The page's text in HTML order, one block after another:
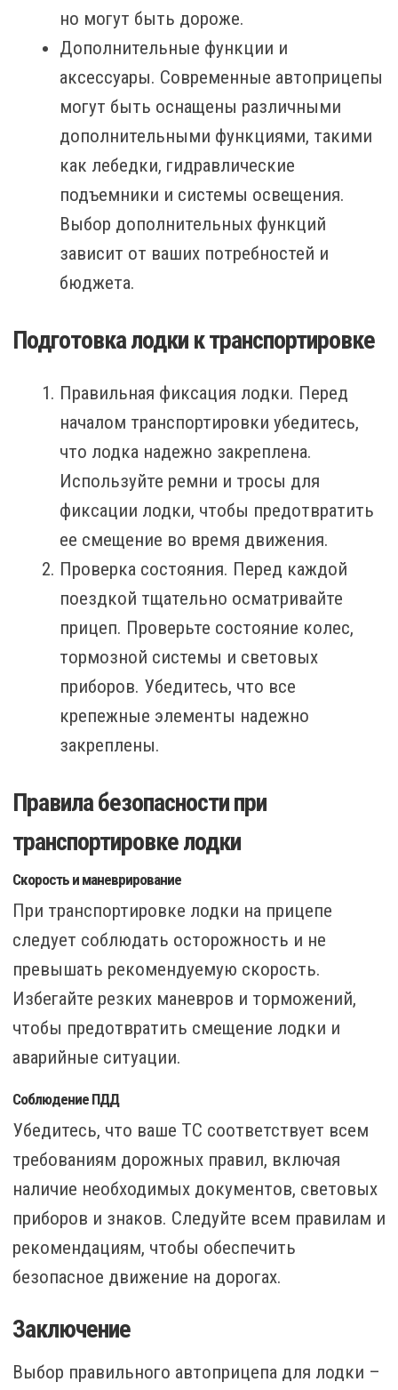
но могут быть дороже.
Дополнительные функции и
аксессуары. Современные автоприцепы
могут быть оснащены различными
дополнительными функциями, такими
как лебедки, гидравлические
подъемники и системы освещения.
Выбор дополнительных функций
зависит от ваших потребностей и
бюджета.
Подготовка лодки к транспортировке
Правильная фиксация лодки. Перед
началом транспортировки убедитесь,
что лодка надежно закреплена.
Используйте ремни и тросы для
фиксации лодки, чтобы предотвратить
ее смещение во время движения.
Проверка состояния. Перед каждой
поездкой тщательно осматривайте
прицеп. Проверьте состояние колес,
тормозной системы и световых
приборов. Убедитесь, что все
крепежные элементы надежно
закреплены.
Правила безопасности при
транспортировке лодки
Скорость и маневрирование
При транспортировке лодки на прицепе
следует соблюдать осторожность и не
превышать рекомендуемую скорость.
Избегайте резких маневров и торможений,
чтобы предотвратить смещение лодки и
аварийные ситуации.
Соблюдение ПДД
Убедитесь, что ваше ТС соответствует всем
требованиям дорожных правил, включая
наличие необходимых документов, световых
приборов и знаков. Следуйте всем правилам и
рекомендациям, чтобы обеспечить
безопасное движение на дорогах.
Заключение
Выбор правильного автоприцепа для лодки –